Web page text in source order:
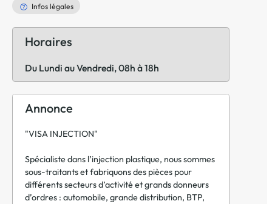
Infos légales
Horaires
Du Lundi au Vendredi, 08h à 18h
Annonce
"VISA INJECTION"
Spécialiste dans l’injection plastique, nous sommes
sous-traitants et fabriquons des pièces pour
différents secteurs d’activité et grands donneurs
d’ordres : automobile, grande distribution, BTP,